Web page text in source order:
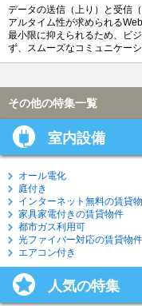
データの送信（上り）と受信
アルタイム性が求められる
最小限に抑えられるため、ビ
ず、スムーズなコミュニケー
その他の特集一覧
室内設備
オール電化
庭付き
インターネット無料の賃貸
家具家電付きの賃貸物件
都市ガス利用可
光ファイバー対応の賃貸物件
エアコン付き
人気の特集